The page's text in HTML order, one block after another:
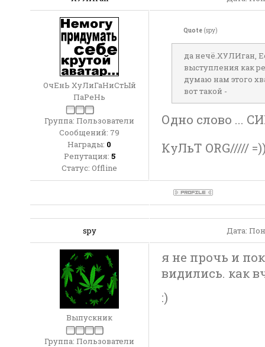
ОчЕнЬ ХуЛиГаНиСтЫй
ПаРеНь
Группа: Пользователи
Сообщений: 79
Награды: 0
Репутация: 5
Статус: Offline
Quote (spy)
да нечё.ХУЛИган,
выступления как
думаю нам этого
вот такой -
Одно слово ...
КуЛьТ ORG/////
spy Дата:
Выпускник
Группа: Пользователи
я не прочь и
видились. как
:)